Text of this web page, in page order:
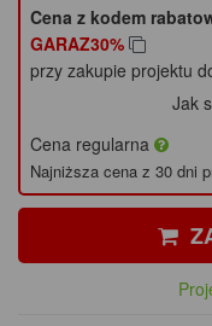
Cena z kodem
GARAZ30%
przy zakupie projektu
Jak
Cena regularna
Najniższa cena z 30 dni